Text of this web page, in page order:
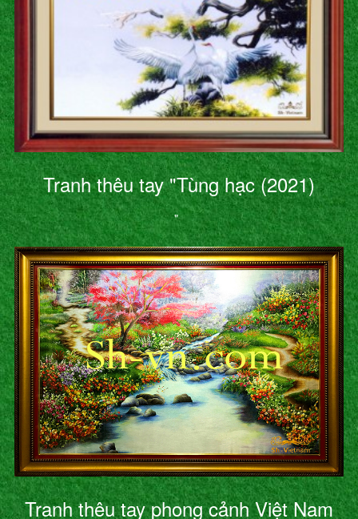
Tranh thêu tay "Tùng hạc (2021)
"
Tranh thêu tay phong cảnh Việt Nam